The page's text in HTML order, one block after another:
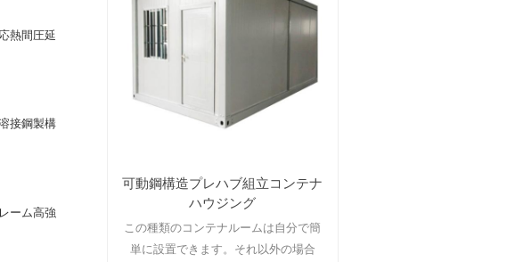
熱間圧延
接鋼製構
ーム高強
可動鋼構造プレハブ組立コンテナ
ハウジング
この種類のコンテナルームは自分で簡
単に設置できます。それ以外の場合